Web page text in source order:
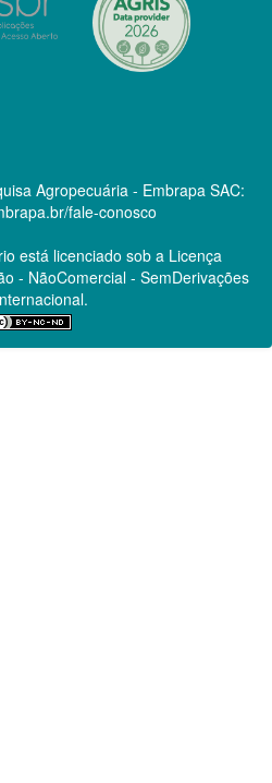
Agropecuária - Embrapa SAC:
fale-conosco
está licenciado sob a Licença
- NãoComercial - SemDerivações